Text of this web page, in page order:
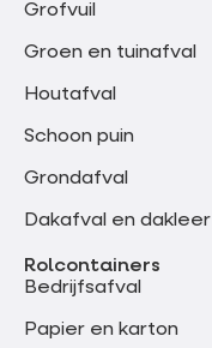
Grofvuil
Groen en tuinafval
Houtafval
Schoon puin
Grondafval
Dakafval en dakleer
Rolcontainers
Bedrijfsafval
Papier en karton